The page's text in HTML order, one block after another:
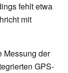
fehlt etwa
mit
Messung der
GPS-